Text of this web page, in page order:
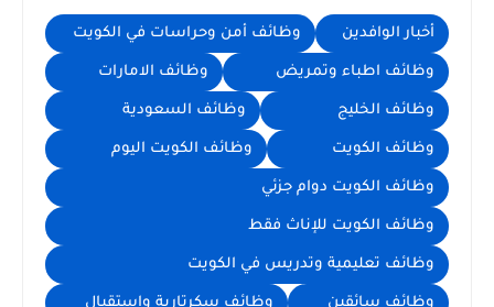
أخبار الوافدين وظائف أمن وحراسات في الكويت
وظائف اطباء وتمريض وظائف الامارات
وظائف الخليج وظائف السعودية
وظائف الكويت وظائف الكويت اليوم
وظائف الكويت دوام جزئي
وظائف الكويت للإناث فقط
وظائف تعليمية وتدريس في الكويت
وظائف سائقين وظائف سكرتارية واستقبال